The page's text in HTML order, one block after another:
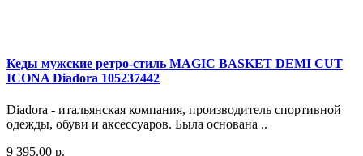
Кеды мужские ретро-стиль MAGIC BASKET DEMI CUT
ICONA Diadora 105237442
Diadora - итальянская компания, производитель спортивной
одежды, обуви и аксессуаров. Была основана ..
9 395.00 р.